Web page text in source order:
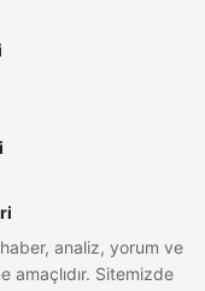
analiz, yorum ve
amaçlıdır. Sitemizde